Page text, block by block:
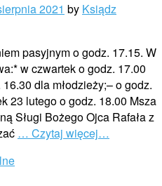
2021 by Ksiądz
pasyjnym o godz. 17.15. W
w czwartek o godz. 17.00
dla młodzieży;– o godz.
23 lutego o godz. 18.00 Msza
Sługi Bożego Ojca Rafała z
… Czytaj więcej…